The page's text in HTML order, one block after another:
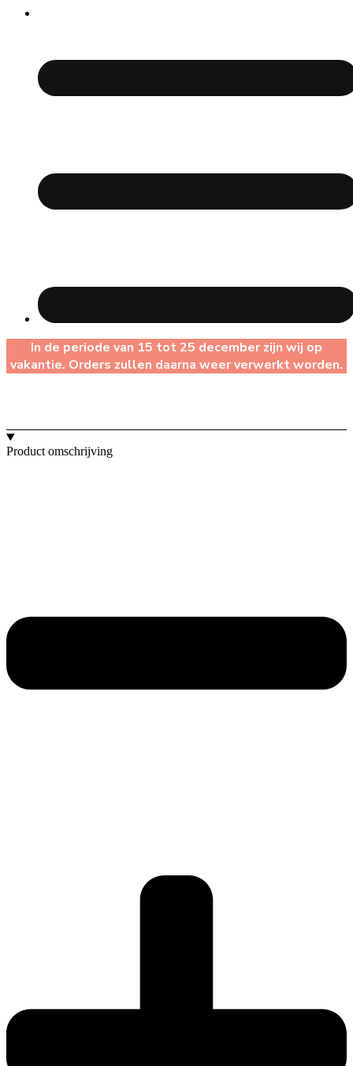
In de periode van 15 tot 25 december zijn wij op
vakantie. Orders zullen daarna weer verwerkt worden.
Product omschrijving